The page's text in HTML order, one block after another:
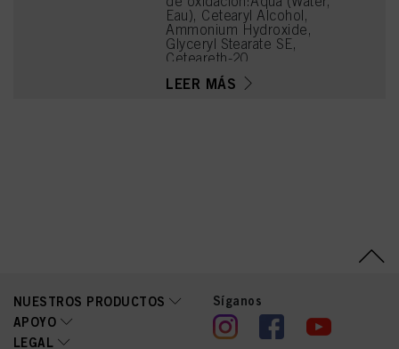
Eau), Cetearyl Alcohol,
Ammonium Hydroxide,
Glyceryl Stearate SE,
Ceteareth-20,
Octyldodecanol, Sodium
Laureth Sulfate, Succinic
nes, Sodium Sulfate,
Linoleamidopropyl PG-
Dimonium Chloride
Phosphate, Propylene
LEER MÁS
NUESTROS PRODUCTOS
APOYO
LEGAL
Síganos